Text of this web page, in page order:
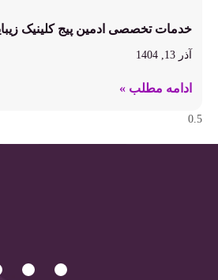
خدمات تخصصی ادمین پیج کلینیک
آذر 13, 1404
ادامه مطلب »